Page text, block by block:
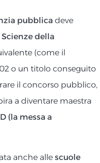
pubblica deve
della
(come il
o un titolo conseguito
il concorso pubblico,
a diventare maestra
(la messa a
anche alle scuole